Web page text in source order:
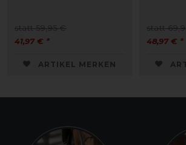
statt 59,95 €
41,97 € *
ARTIKEL MERKEN
statt
48,97 € *